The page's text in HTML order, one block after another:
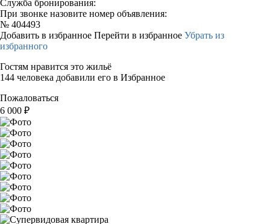
Служба бронирования:
При звонке назовите номер объявления:
№ 404493
Добавить в избранное Перейти в избранное Убрать из
избранного
Гостям нравится это жильё
144 человека добавили его в Избранное
Пожаловаться
6 000 ₽